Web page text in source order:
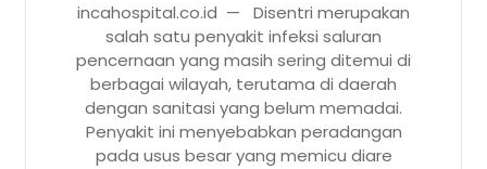
incahospital.co.id — Disentri merupakan
salah satu penyakit infeksi saluran
pencernaan yang masih sering ditemui di
berbagai wilayah, terutama di daerah
dengan sanitasi yang belum memadai.
Penyakit ini menyebabkan peradangan
pada usus besar yang memicu diare